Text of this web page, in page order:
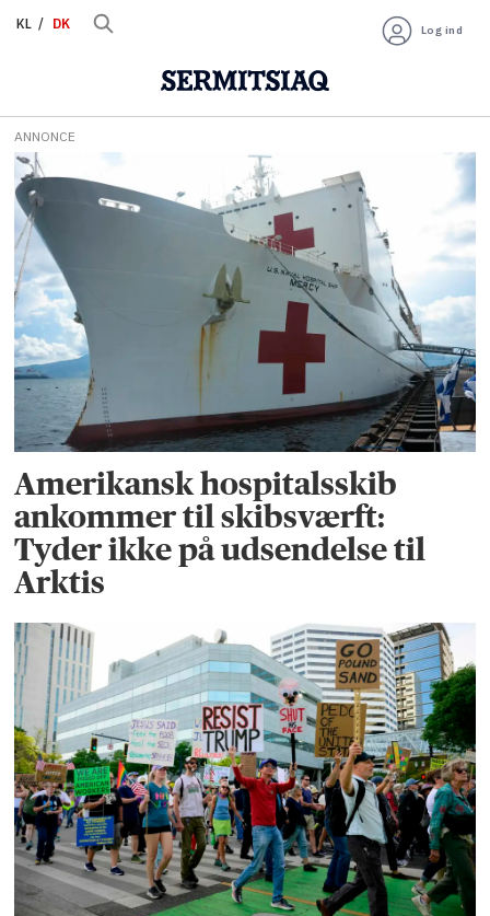
KL DK Log ind
Tag:
portland
ANNONCE
Amerikansk hospitalsskib
ankommer til skibsværft:
Tyder ikke på udsendelse til
Arktis